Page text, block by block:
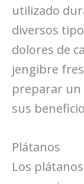
utilizado
diversos
dolores de
jengibre
preparar
sus
Plátanos
Los